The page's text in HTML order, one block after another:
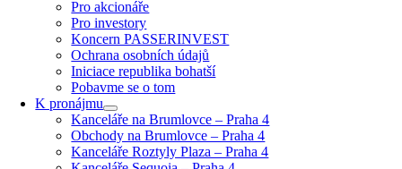
Pro akcionáře
Pro investory
Koncern PASSERINVEST
Ochrana osobních údajů
Iniciace republika bohatší
Pobavme se o tom
K pronájmu
Kanceláře na Brumlovce – Praha 4
Obchody na Brumlovce – Praha 4
Kanceláře Roztyly Plaza – Praha 4